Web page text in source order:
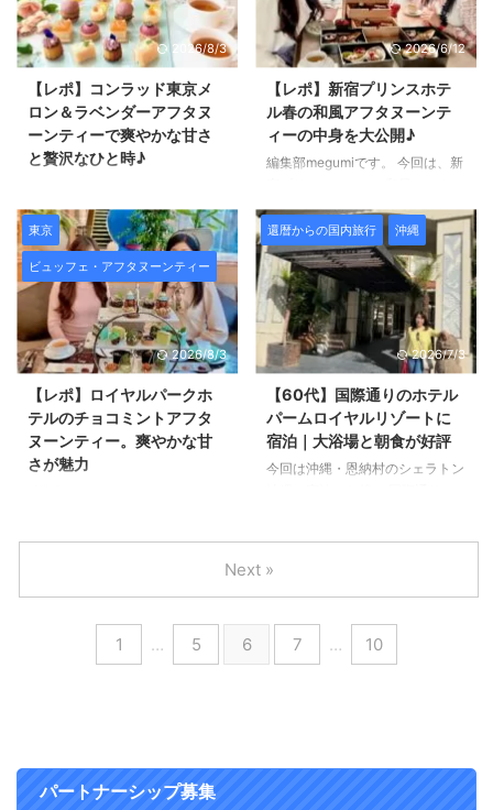
ルタウン市が 姉妹都市提携１０
周年を記念して、 キャンベルタ
ウン市から贈られた鳥類などを通
理解することを願って 建設され
たそうです。 （パンフレットよ
り） オーストラリアの鳥に会え
る！キャンベルタウン野鳥の森
エミュー、ブロンズトキ ...
早速ご紹介します。 帝国ホテル
で日本茶を楽しめるアフタヌーン
ティー 早速帝国ホテルで期間限
ーをご紹介します(^^)/ 京都の老
舗茶舗「一保堂茶舗」のお茶をド
リンクとして提供するほか、 メ
ニューにも取り入れられていて
様々なスタイルで ...
2026/8/3
【レポ】コンラッド東京メ
ロン＆ラベンダーアフタヌ
ーンティーで爽やかな甘さ
と贅沢なひと時♪
７日からスタートする メロン＆
ラベンダーアフタヌーンティーを
一足早く 試食させていただいた
のでご紹介します。 ６０代の方
もメロンが好きな方は多いのでは
ないでしょうか？ コンラッド東
京・メロン＆ラベンダーアフタヌ
ーンティーは２種類 こちらがコ
ンラッド東京のメロン＆ラベンダ
ーアフタヌーンティーです。 コ
ンラッドのアフタヌーンティーは
２種類ありまして、 スタンダー
ドアフタヌーンティー（平皿）1
2026/6/12
【レポ】新宿プリンスホテ
ル春の和風アフタヌーンテ
ィーの中身を大公開♪
編集部megumiです。 今回は、新
ーンティー～春爛漫～ に行って
きました(^^)/ 新宿プリンスホテ
ルの和風アフタヌーンティーは、
普通のアフタヌーンティーと違っ
て、お食事部分が多いので、 年
齢問わず人気があります。 ６０
代の方でもランチ気分で楽しめる
アフタヌーンティーなので ご紹
テルの和風アフタヌーンティー♪
盛りだくさんのお食事 新宿プリ
ンスホテルの２５階FUGAでいた
だける 和風アフタヌーンティ
東京
ビュッフェ・アフタヌーンティー
2026/8/3
【レポ】ロイヤルパークホ
テルのチョコミントアフタ
ヌーンティー。爽やかな甘
さが魅力
す。 今回は、ロイヤルパークホ
テルで 2024年4月1日（月）～4
月30日（火）限定で楽しめる チ
ョコミントアフタヌーンティーに
ーンティーは 上品な清涼感が魅
還暦からの国内旅行 沖縄
2026/7/3
【60代】国際通りのホテル
パームロイヤルリゾートに
宿泊｜大浴場と朝食が好評
今回は沖縄・恩納村のシェラトン
代の目線で実際に泊まってみて感
じた良かった点や、大浴場・朝食
ビュッフェの様子まで詳しくご紹
介します。 国際通りのど真ん
中！ロケーションが魅力のホテル
1 … 5 6 7 … 10
Next »
パートナーシップ募集